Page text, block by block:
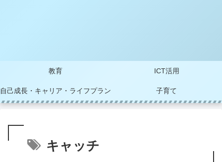
教育 ICT活用
自己成長・キャリア・ライフプラン 子育て
キャッチ